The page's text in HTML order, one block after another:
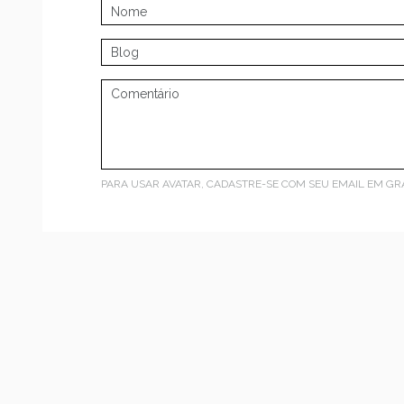
PARA USAR AVATAR, CADASTRE-SE COM SEU EMAIL EM